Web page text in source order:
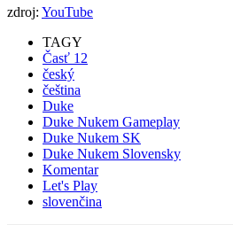
zdroj: YouTube
TAGY
Časť 12
český
čeština
Duke
Duke Nukem Gameplay
Duke Nukem SK
Duke Nukem Slovensky
Komentar
Let's Play
slovenčina